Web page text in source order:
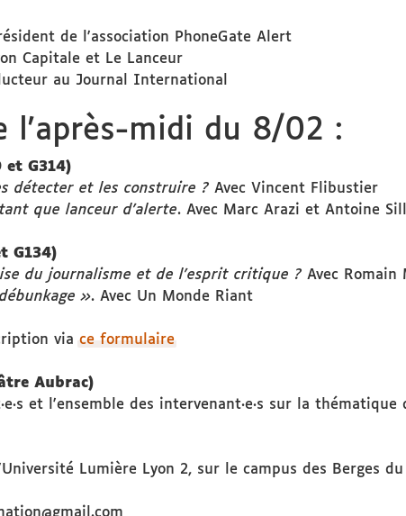
de l'association PhoneGate Alert
Capitale et Le Lanceur
au Journal International
l'après-midi du 8/02 :
G314)
détecter et les construire ? Avec Vincent Flibustier
que lanceur d'alerte. Avec Marc Arazi et Antoine
G134)
du journalisme et de l'esprit critique ? Avec Romain
». Avec Un Monde Riant
via ce formulaire
Aubrac)
et l'ensemble des intervenant·e·s sur la
Lumière Lyon 2, sur le campus des Berges